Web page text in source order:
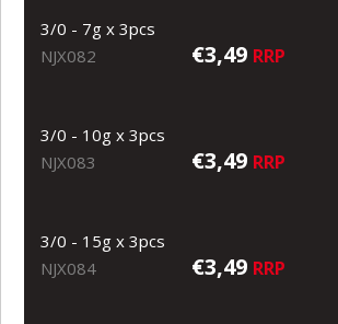
3/0 - 7g x 3pcs
NJX082
€3,49 RRP
3/0 - 10g x 3pcs
NJX083
€3,49 RRP
3/0 - 15g x 3pcs
NJX084
€3,49 RRP